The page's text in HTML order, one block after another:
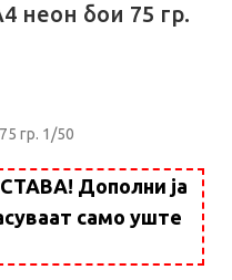
неон бои 75 гр.
гр. 1/50
Дополни ја
само уште